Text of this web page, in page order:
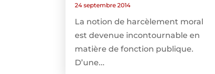
24 septembre 2014
La notion de harcèlement moral
est devenue incontournable en
matière de fonction publique.
D’une...